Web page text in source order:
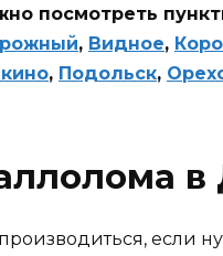
посмотреть
, Видное,
, Подольск,
в
если